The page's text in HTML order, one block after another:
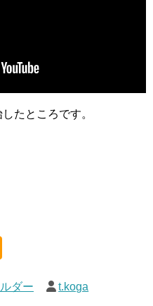
たところです。
ダー t.koga